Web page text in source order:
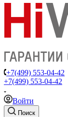
+7(499) 553-04-42
+7(499) 553-04-42
Войти
Поиск